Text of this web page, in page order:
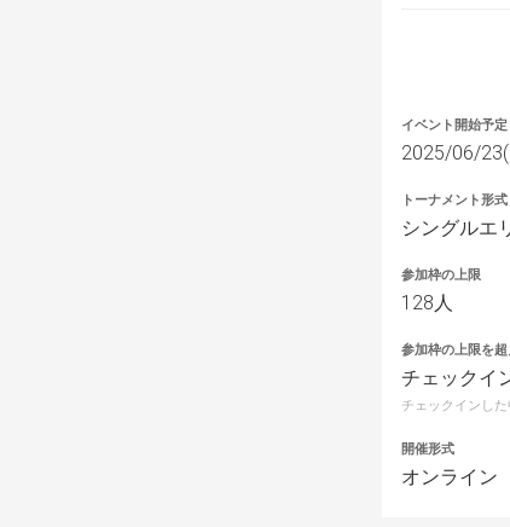
イベント開始予定
2025/06/
トーナメント形式
シングルエ
参加枠の上限
128人
参加枠の上限を
チェックイ
チェックインし
開催形式
オンライン